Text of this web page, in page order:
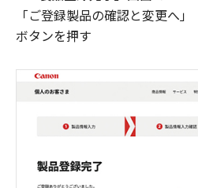
「ご登録製品の確認と変更へ」
ボタンを押す